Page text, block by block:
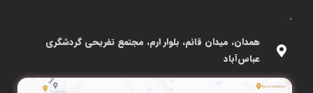
.
همدان، میدان قائم، بلوار ارم، مجتمع تفریحی گردشگری
عباس‌آباد